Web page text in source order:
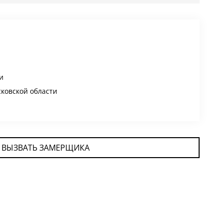
области
ВЫЗВАТЬ ЗАМЕРЩИКА